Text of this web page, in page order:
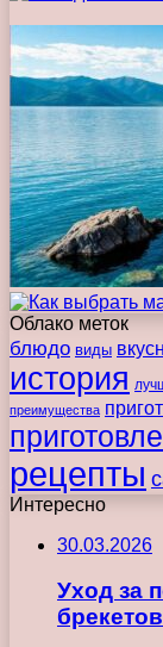
Облако меток
блюдо виды
история
преимущества
рецепты
Интересно
30.03.2026
Уход за